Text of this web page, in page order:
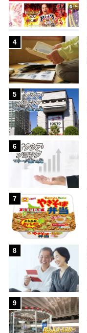
4
5
6
7
8
9